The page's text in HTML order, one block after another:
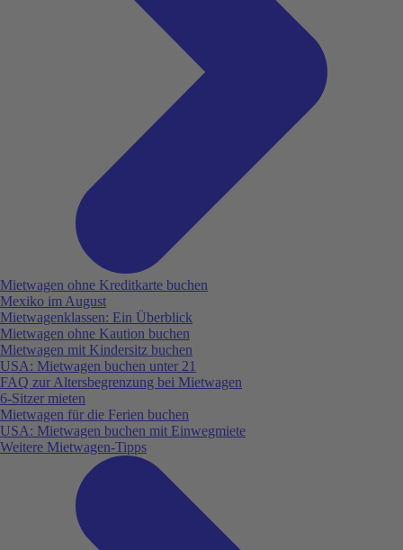
Mietwagen ohne Kreditkarte buchen
Mexiko im August
Mietwagenklassen: Ein Überblick
Mietwagen ohne Kaution buchen
Mietwagen mit Kindersitz buchen
USA: Mietwagen buchen unter 21
FAQ zur Altersbegrenzung bei Mietwagen
6-Sitzer mieten
Mietwagen für die Ferien buchen
USA: Mietwagen buchen mit Einwegmiete
Weitere Mietwagen-Tipps